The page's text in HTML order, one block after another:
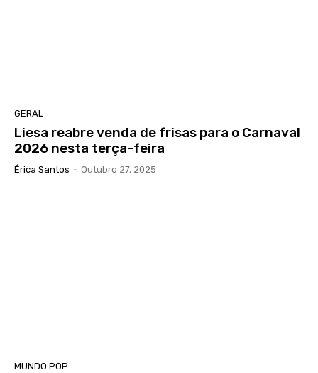
GERAL
Liesa reabre venda de frisas para o Carnaval
2026 nesta terça-feira
Érica Santos - Outubro 27, 2025
MUNDO POP